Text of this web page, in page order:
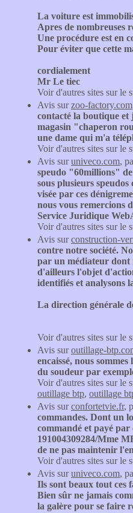
La voiture est
Apres de nombreuses
Une procédure est en
Pour éviter que cette
cordialement
Mr Le tiec
Voir d'autres sites sur le
Avis surzoo-factory.com
contacté la boutique
magasin "chaperon
une dame qui m'a
Voir d'autres sites sur le
Avis suruniveco.com,
speudo "60millions"
sous plusieurs
visée par ces
nous vous remercions
Service Juridique
Voir d'autres sites sur le
Avis surconstruction-
contre notre société.
par un médiateur dont
d'ailleurs l'objet
identifiés et analysons
La direction générale
Voir d'autres sites sur le
Avis suroutillage-
encaissé, nous
du soudeur par
Voir d'autres sites sur le
outillage btp, outillage
Avis surconfortetvie.fr,
commandes. Dont un
commandé et payé par
191004309284/Mme
de ne pas maintenir
Voir d'autres sites sur le
Avis suruniveco.com,
Ils sont beaux tout ces
Bien sûr ne jamais
la galère pour se faire